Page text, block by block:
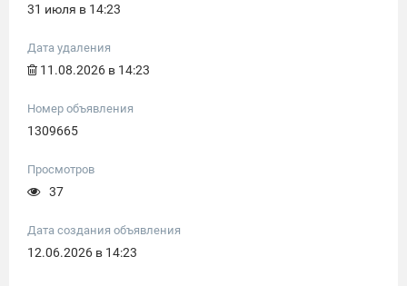
31 июля в 14:23
Дата удаления
11.08.2026 в 14:23
Номер объявления
1309665
Просмотров
37
Дата создания объявления
12.06.2026 в 14:23